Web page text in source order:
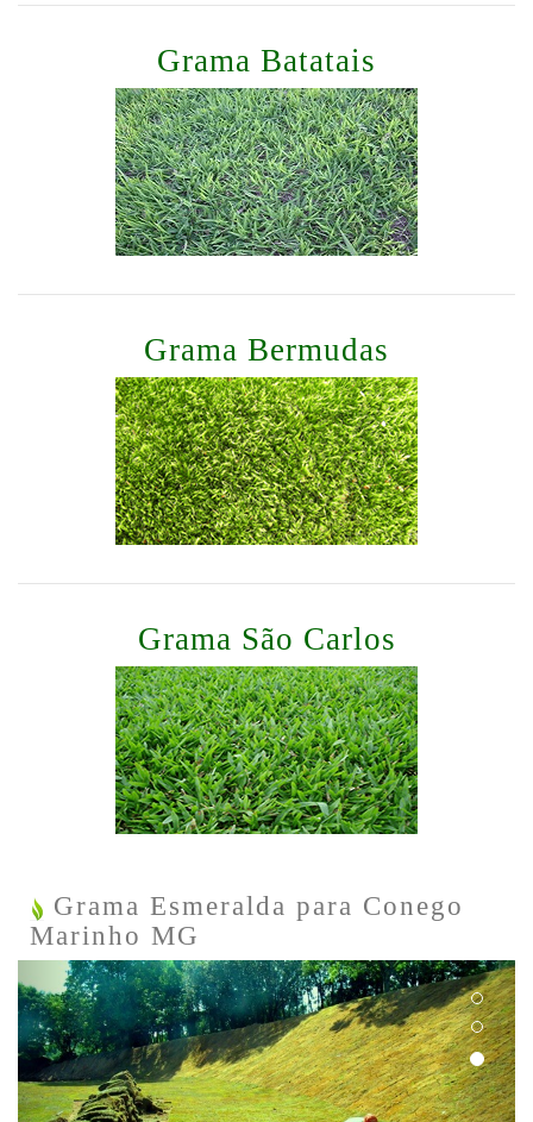
Grama Batatais
Grama Bermudas
Grama São Carlos
Grama Esmeralda para Conego
Marinho MG
Previous Next